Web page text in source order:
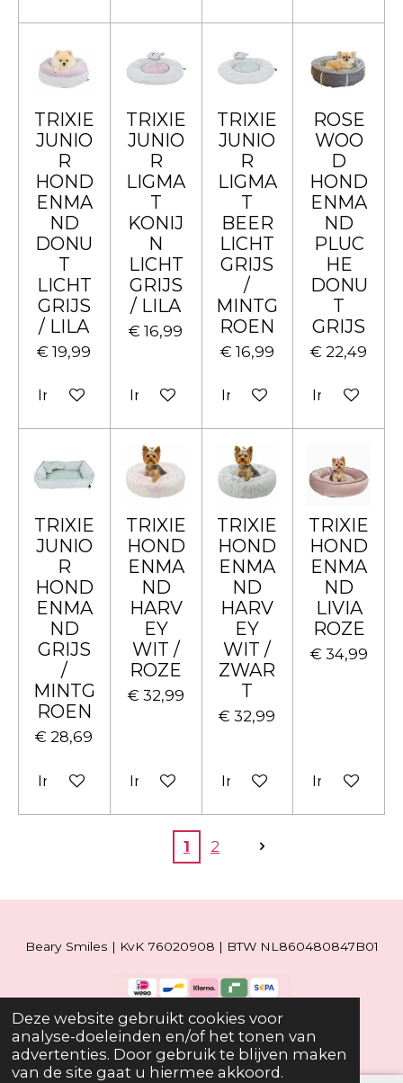
Deze website gebruikt cookies voor
analyse-doeleinden en/of het tonen van
advertenties. Door gebruik te blijven maken
van de site gaat u hiermee akkoord.
TRIXIE
JUNIO
R
HOND
ENMA
ND
DONU
T
LICHT
GRIJS
/ LILA
€ 19,99
In winkelwagen
TRIXIE
JUNIO
R
LIGMA
T
KONIJ
N
LICHT
GRIJS
/ LILA
€ 16,99
In winkelwagen
TRIXIE
JUNIO
R
LIGMA
T
BEER
LICHT
GRIJS
/
MINTG
ROEN
€ 16,99
In winkelwagen
ROSE
WOO
D
HOND
ENMA
ND
PLUC
HE
DONU
T
GRIJS
€ 22,49
In
TRIXIE
JUNIO
R
HOND
ENMA
ND
GRIJS
/
MINTG
ROEN
€ 28,69
In winkelwagen
TRIXIE
HOND
ENMA
ND
HARV
EY
WIT /
ROZE
€ 32,99
In winkelwagen
TRIXIE
HOND
ENMA
ND
HARV
EY
WIT /
ZWAR
T
€ 32,99
In winkelwagen
TRIXIE
HOND
ENMA
ND
LIVIA
ROZE
€ 34,99
In
1 2
Beary Smiles | KvK 76020908 | BTW NL860480847B01
© 2019 - 2026 Beary Smiles